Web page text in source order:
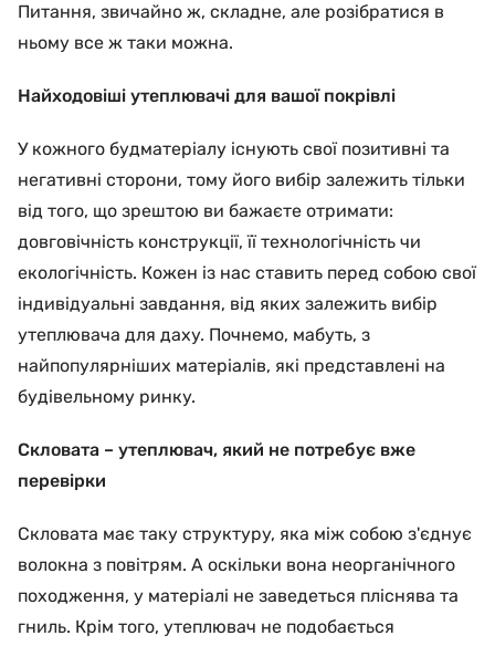
Питання, звичайно ж, складне, але розібратися в
ньому все ж таки можна.
Найходовіші утеплювачі для вашої покрівлі
У кожного будматеріалу існують свої позитивні та
негативні сторони, тому його вибір залежить тільки
від того, що зрештою ви бажаєте отримати:
довговічність конструкції, її технологічність чи
екологічність. Кожен із нас ставить перед собою свої
індивідуальні завдання, від яких залежить вибір
утеплювача для даху. Почнемо, мабуть, з
найпопулярніших матеріалів, які представлені на
будівельному ринку.
Скловата – утеплювач, який не потребує вже
перевірки
Скловата має таку структуру, яка між собою з'єднує
волокна з повітрям. А оскільки вона неорганічного
походження, у матеріалі не заведеться пліснява та
гниль. Крім того, утеплювач не подобається